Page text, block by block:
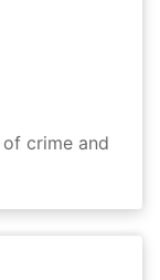
crime and